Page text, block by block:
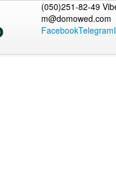
(050)251-82-49
m@domowed.com
FacebookTelegram